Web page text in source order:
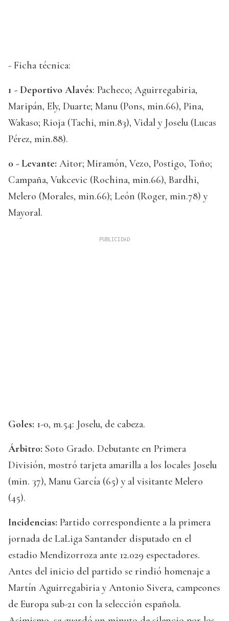
- Ficha técnica:
1 - Deportivo Alavés: Pacheco; Aguirregabiria,
Maripán, Ely, Duarte; Manu (Pons, min.66), Pina,
Wakaso; Rioja (Tachi, min.83), Vidal y Joselu (Lucas
Pérez, min.88).
0 - Levante: Aitor; Miramón, Vezo, Postigo, Toño;
Campaña, Vukcevic (Rochina, min.66), Bardhi,
Melero (Morales, min.66); León (Roger, min.78) y
Mayoral.
Goles: 1-0, m.54: Joselu, de cabeza.
Árbitro: Soto Grado. Debutante en Primera
División, mostró tarjeta amarilla a los locales Joselu
(min. 37), Manu García (65) y al visitante Melero
(45).
Incidencias: Partido correspondiente a la primera
jornada de LaLiga Santander disputado en el
estadio Mendizorroza ante 12.029 espectadores.
Antes del inicio del partido se rindió homenaje a
Martín Aguirregabiria y Antonio Sivera, campeones
de Europa sub-21 con la selección española.